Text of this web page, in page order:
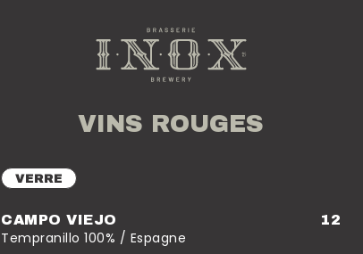
au
contenu
VINS ROUGES
VERRE
CAMPO VIEJO 12
Tempranillo 100% / Espagne